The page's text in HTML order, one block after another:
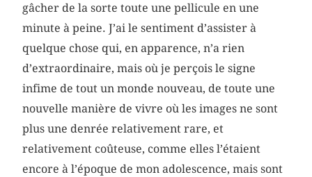
gâcher de la sorte toute une pellicule en une
minute à peine. J’ai le sentiment d’assister à
quelque chose qui, en apparence, n’a rien
d’extraordinaire, mais où je perçois le signe
infime de tout un monde nouveau, de toute une
nouvelle manière de vivre où les images ne sont
plus une denrée relativement rare, et
relativement coûteuse, comme elles l’étaient
encore à l’époque de mon adolescence, mais sont